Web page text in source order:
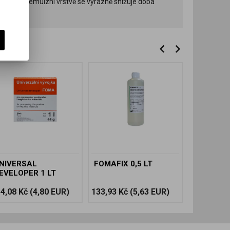
tenké emulzní vrstvě se výrazně snižuje doba
1 LT
Kč (4,80 EUR)
FOMAFIX 0,5 LT
133,93 Kč (5,63 EUR)